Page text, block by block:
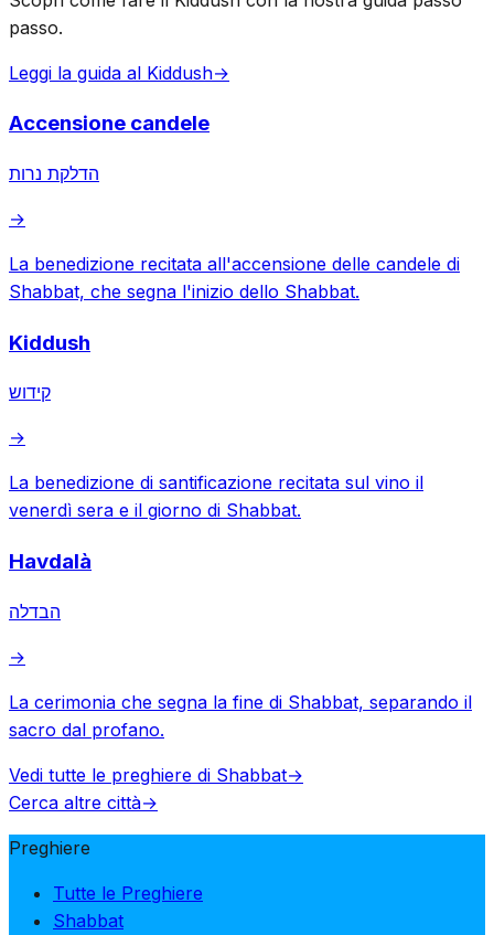
passo.
Leggi la guida al Kiddush→
Accensione candele
הדלקת נרות
→
La benedizione recitata all'accensione delle candele di
Shabbat, che segna l'inizio dello Shabbat.
Kiddush
קידוש
→
La benedizione di santificazione recitata sul vino il
venerdì sera e il giorno di Shabbat.
Havdalà
הבדלה
→
La cerimonia che segna la fine di Shabbat, separando il
sacro dal profano.
Vedi tutte le preghiere di Shabbat→
Cerca altre città→
Preghiere
Tutte le Preghiere
Shabbat